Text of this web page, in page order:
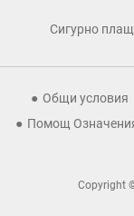
Сигурно
Общи условия
Помощ
Copyright